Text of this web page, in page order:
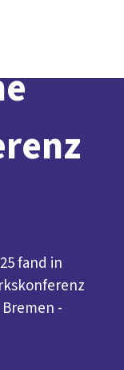
vor Ort
fand in
-